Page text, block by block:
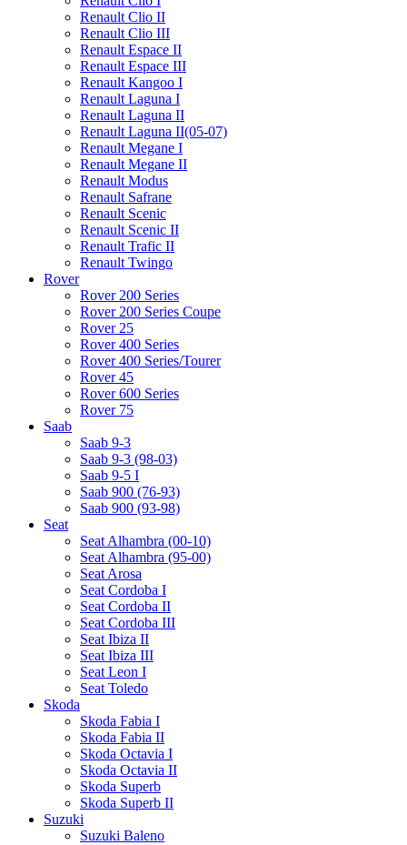
Renault Clio II
Renault Clio III
Renault Espace II
Renault Espace III
Renault Kangoo I
Renault Laguna I
Renault Laguna II
Renault Laguna II(05-07)
Renault Megane I
Renault Megane II
Renault Modus
Renault Safrane
Renault Scenic
Renault Scenic II
Renault Trafic II
Renault Twingo
Rover
Rover 200 Series
Rover 200 Series Coupe
Rover 25
Rover 400 Series
Rover 400 Series/Tourer
Rover 45
Rover 600 Series
Rover 75
Saab
Saab 9-3
Saab 9-3 (98-03)
Saab 9-5 I
Saab 900 (76-93)
Saab 900 (93-98)
Seat
Seat Alhambra (00-10)
Seat Alhambra (95-00)
Seat Arosa
Seat Cordoba I
Seat Cordoba II
Seat Cordoba III
Seat Ibiza II
Seat Ibiza III
Seat Leon I
Seat Toledo
Skoda
Skoda Fabia I
Skoda Fabia II
Skoda Octavia I
Skoda Octavia II
Skoda Superb
Skoda Superb II
Suzuki
Suzuki Baleno